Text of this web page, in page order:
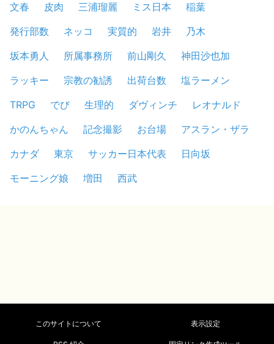
文春
皮肉 三浦瑠麗 ミス日本
稲葉
発行部数
ネッコ 実質的 岩井
乃木
坂本勇人
所属事務所 前山剛久
神田沙也加
ラッキー
宗教の勧誘 出荷台数
塩ラーメン
TRPG
でび 生理的 ダヴィンチ
レオナルド
かのんちゃん
記念撮影 お台場
アスラン・ザラ
カナダ
東京 サッカー日本代表
日向坂
モーニング娘
増田 西武
このサイトについて 表示設定